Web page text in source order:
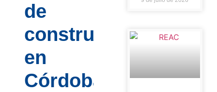
de
construcción
en
Córdoba?